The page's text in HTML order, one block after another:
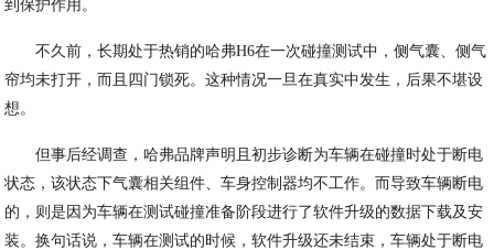
到保护作用。
不久前，长期处于热销的哈弗H6在一次碰撞测试中，侧气囊、侧气
帘均未打开，而且四门锁死。这种情况一旦在真实中发生，后果不堪设
想。
但事后经调查，哈弗品牌声明且初步诊断为车辆在碰撞时处于断电
状态，该状态下气囊相关组件、车身控制器均不工作。而导致车辆断电
的，则是因为车辆在测试碰撞准备阶段进行了软件升级的数据下载及安
装。换句话说，车辆在测试的时候，软件升级还未结束，车辆处于断电